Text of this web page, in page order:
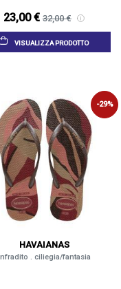
23,00 € 32,00 €
VISUALIZZA PRODOTTO
-29%
HAVAIANAS
Infradito . ciliegia/fantasia